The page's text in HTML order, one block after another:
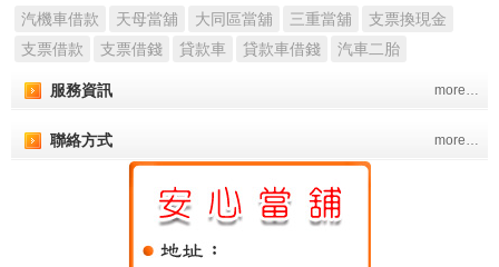
汽機車借款 天母當舖 大同區當舖 三重當舖
支票換現金
支票借款
支票借錢 貸款車 貸款車借錢 汽車二胎
服務資訊 more…
聯絡方式 more…